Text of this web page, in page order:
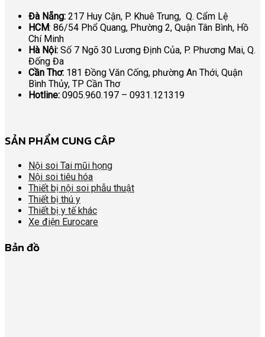
Đà Nẵng: 217 Huy Cận, P. Khuê Trung, Q. Cẩm Lệ
HCM: 86/54 Phổ Quang, Phường 2, Quận Tân Bình, Hồ
Chí Minh
Hà Nội: Số 7 Ngõ 30 Lương Định Của, P. Phương Mai, Q.
Đống Đa
Cần Thơ: 181 Đồng Văn Cống, phường An Thới, Quận
Bình Thủy, TP Cần Thơ
Hotline: 0905.960.197 – 0931.121319
SẢN PHẨM CUNG CÂP
Nội soi Tai mũi họng
Nội soi tiêu hóa
Thiết bị nội soi phẫu thuật
Thiết bị thú y
Thiết bị y tế khác
Xe điện Eurocare
Bản đồ